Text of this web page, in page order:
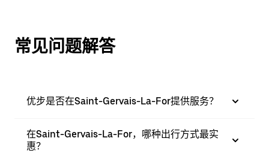
常见问题解答
优步是否在Saint-Gervais-La-For提供服务？
在Saint-Gervais-La-For，哪种出行方式最实
惠？